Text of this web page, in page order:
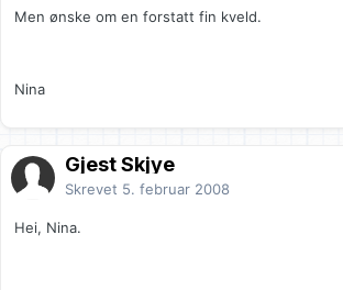
Men ønske om en forstatt fin kveld.
Nina
Gjest Skjye
Skrevet 5. februar 2008
Hei, Nina.